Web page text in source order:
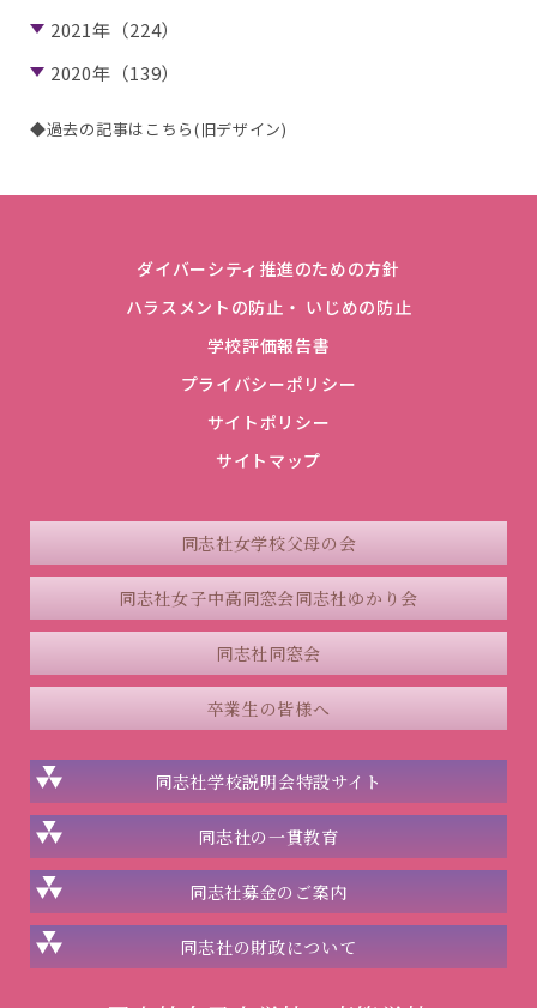
2021年（224）
2020年（139）
◆過去の記事はこちら(旧デザイン)
ダイバーシティ推進のための方針
ハラスメントの防止・ いじめの防止
学校評価報告書
プライバシーポリシー
サイトポリシー
サイトマップ
同志社女学校父母の会
同志社女子中高同窓会同志社ゆかり会
同志社同窓会
卒業生の皆様へ
同志社学校説明会特設サイト
同志社の一貫教育
同志社募金のご案内
同志社の財政について